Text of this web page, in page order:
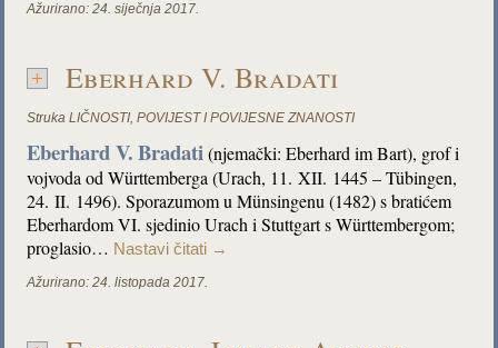
Ažurirano: 24. siječnja 2017.
Eberhard V. Bradati
Struka LIČNOSTI,POVIJEST I POVIJESNE ZNANOSTI
Eberhard V. Bradati(njemački: Eberhard im Bart), grof i
vojvoda od Württemberga (Urach, 11. XII. 1445 – Tübingen,
24. II. 1496). Sporazumom u Münsingenu (1482) s bratićem
Eberhardom VI. sjedinio Urach i Stuttgart s Württembergom;
proglasio… Nastavi čitati →
Ažurirano: 24. listopada 2017.